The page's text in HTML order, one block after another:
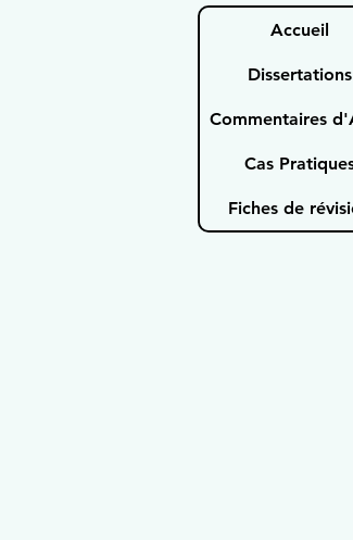
Accueil
Dissertations
Commentaires
Cas
Fiches de